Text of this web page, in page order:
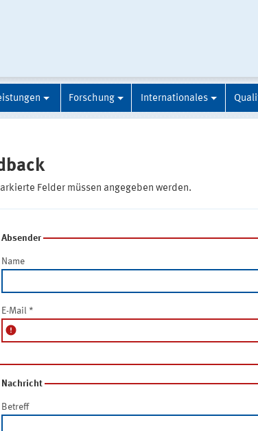
Forschung Internationales
Felder müssen angegeben werden.
Absender
Name
E-Mail *
error
Nachricht
Betreff